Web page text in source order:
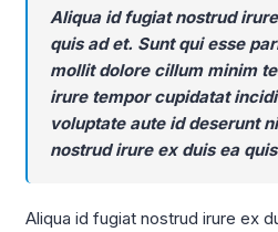
Aliqua id fugiat nostrud
quis ad et. Sunt qui esse
mollit dolore cillum minim
irure tempor cupidatat
voluptate aute id deserunt
nostrud irure ex duis ea
Aliqua id fugiat nostrud irure ex